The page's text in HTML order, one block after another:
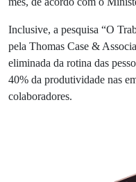
Inclusive, a pesquisa “O
pela Thomas Case &
eliminada da rotina das
40% da produtividade nas
colaboradores.